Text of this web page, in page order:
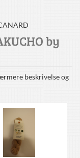
by
beskrivelse og